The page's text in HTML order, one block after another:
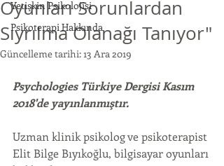
Yetişkin Psikolojisi
Psikoterapi Hakkında
Oyunları Sorunlardan
Sıyrılma Olanağı Tanıyor"
Güncelleme tarihi:13 Ara 2019
Psychologies Türkiye Dergisi Kasım
2018'de yayınlanmıştır.
Uzman klinik psikolog ve psikoterapist
Elit Bilge Bıyıkoğlu, bilgisayar oyunları